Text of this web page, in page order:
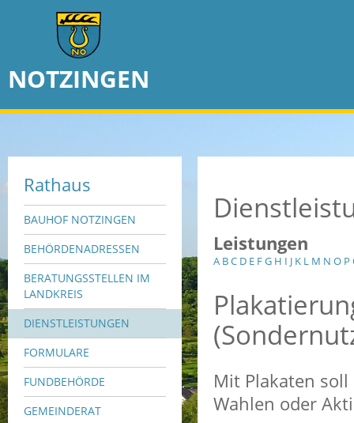
NOTZINGEN
Rathaus
BAUHOF NOTZINGEN
BEHÖRDENADRESSEN
BERATUNGSSTELLEN IM
LANDKREIS
DIENSTLEISTUNGEN
FORMULARE
FUNDBEHÖRDE
GEMEINDERAT
Leistungen
A BC D E FG H I J K L M N O P
Mit Plakaten
Wahlen oder